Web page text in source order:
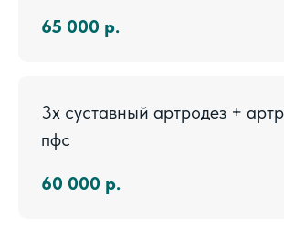
65 000 р.
3х суставный артродез +
пфс
60 000 р.